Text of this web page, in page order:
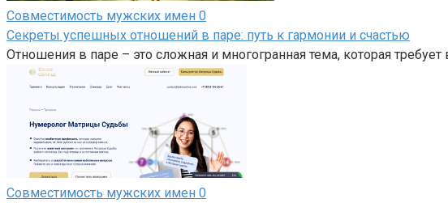
Совместимость мужских имен 0
Секреты успешных отношений в паре: путь к гармонии и счастью
Отношения в паре – это сложная и многогранная тема, которая требует
Совместимость мужских имен 0